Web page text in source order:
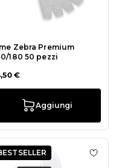
Zebra Premium
180 50 pezzi
€
Aggiungi
alla wishlist Milky Builder